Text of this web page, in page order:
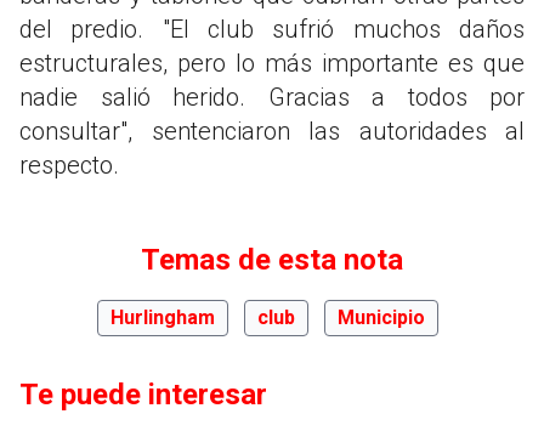
del predio. "El club sufrió muchos daños
estructurales, pero lo más importante es que
nadie salió herido. Gracias a todos por
consultar", sentenciaron las autoridades al
respecto.
Temas de esta nota
Hurlingham club Municipio
Te puede interesar